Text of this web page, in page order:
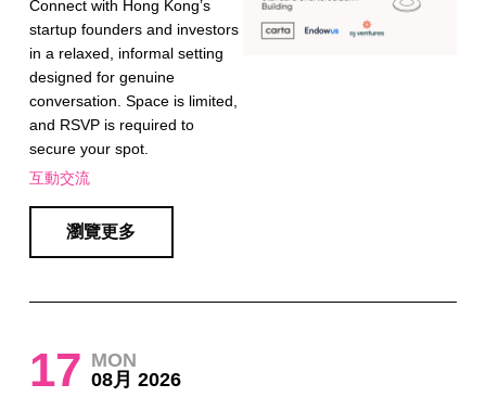
Connect with Hong Kong’s
startup founders and investors
in a relaxed, informal setting
designed for genuine
conversation. Space is limited,
and RSVP is required to
secure your spot.
互動交流
瀏覽更多
17 MON
08月 2026